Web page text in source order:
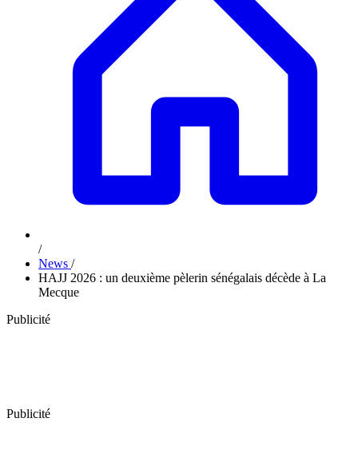
/
News /
HAJJ 2026 : un deuxième pèlerin sénégalais décède à La
Mecque
Publicité
Publicité